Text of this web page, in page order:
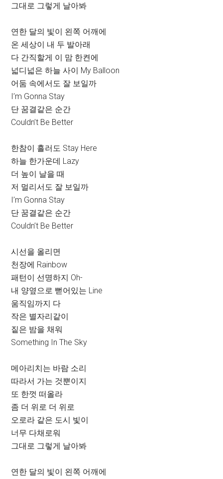
그대로 그렇게 날아봐
연한 달의 빛이 왼쪽 어깨에
온 세상이 내 두 발아래
다 간직할게 이 맘 한켠에
넓디넓은 하늘 사이 My Balloon
어둠 속에서도 잘 보일까
I’m Gonna Stay
단 꿈결같은 순간
Couldn’t Be Better
한참이 흘러도 Stay Here
하늘 한가운데 Lazy
더 높이 날을 때
저 멀리서도 잘 보일까
I’m Gonna Stay
단 꿈결같은 순간
Couldn’t Be Better
시선을 올리면
천장에 Rainbow
패턴이 선명하지 Oh-
내 양옆으로 뻗어있는 Line
움직임까지 다
작은 별자리같이
짙은 밤을 채워
Something In The Sky
메아리치는 바람 소리
따라서 가는 것뿐이지
또 한껏 떠올라
좀 더 위로 더 위로
오로라 같은 도시 빛이
너무 다채로워
그대로 그렇게 날아봐
연한 달의 빛이 왼쪽 어깨에